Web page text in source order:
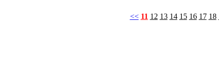
<< 11 12 13 14 15 16 17 18